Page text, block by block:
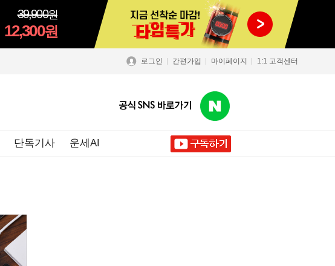
39,900원
12,300원
로그인 간편가입 마이페이지 1:1 고객센터
단독기사 운세AI